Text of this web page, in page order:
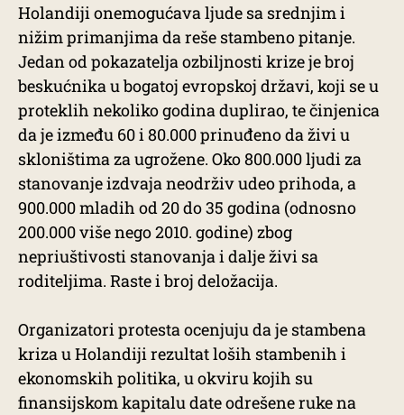
Holandiji onemogućava ljude sa srednjim i
nižim primanjima da reše stambeno pitanje.
Jedan od pokazatelja ozbiljnosti krize je broj
beskućnika u bogatoj evropskoj državi, koji se u
proteklih nekoliko godina duplirao, te činjenica
da je između 60 i 80.000 prinuđeno da živi u
skloništima za ugrožene. Oko 800.000 ljudi za
stanovanje izdvaja neodrživ udeo prihoda, a
900.000 mladih od 20 do 35 godina (odnosno
200.000 više nego 2010. godine) zbog
nepriuštivosti stanovanja i dalje živi sa
roditeljima. Raste i broj deložacija.
Organizatori protesta ocenjuju da je stambena
kriza u Holandiji rezultat loših stambenih i
ekonomskih politika, u okviru kojih su
finansijskom kapitalu date odrešene ruke na